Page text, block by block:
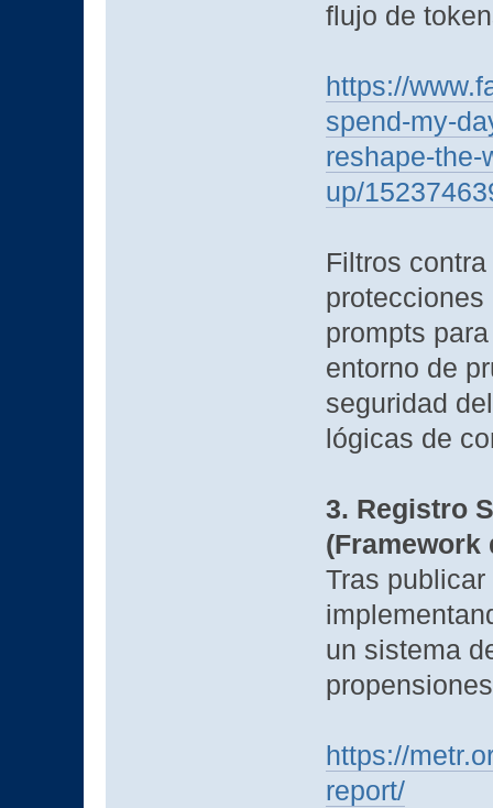
flujo de
https://
spend-my-
reshape-the-
up/
Filtros
prompts
entorno de
seguridad
lógicas de
3. Registro
(Framework
Tras
un sistema
propensiones
https://
report/